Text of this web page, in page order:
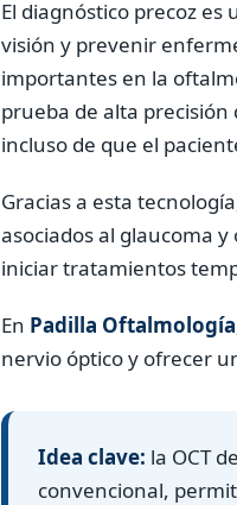
El diagnóstico precoz
visión y prevenir
importantes en la
prueba de alta
incluso de que el
Gracias a esta
asociados al glaucoma
iniciar tratamientos
En Padilla Oftalmología
nervio óptico y ofrecer
Idea clave: la OCT
convencional,